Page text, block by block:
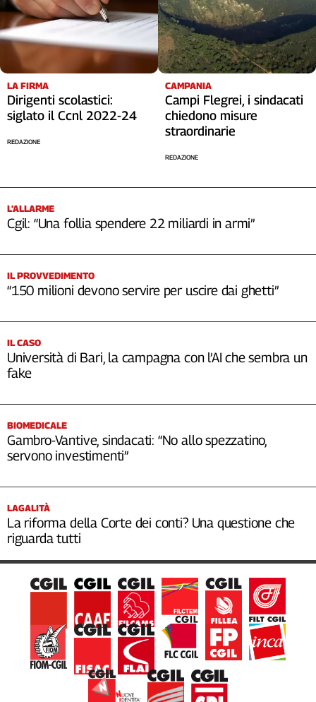
LA FIRMA
Dirigenti scolastici:
siglato il Ccnl 2022-24
REDAZIONE
CAMPANIA
Campi Flegrei, i sindacati
chiedono misure
straordinarie
REDAZIONE
L’ALLARME
Cgil: “Una follia spendere 22 miliardi in armi”
IL PROVVEDIMENTO
“150 milioni devono servire per uscire dai ghetti”
IL CASO
Università di Bari, la campagna con l’AI che sembra un
fake
BIOMEDICALE
Gambro-Vantive, sindacati: “No allo spezzatino,
servono investimenti”
LAGALITÀ
La riforma della Corte dei conti? Una questione che
riguarda tutti